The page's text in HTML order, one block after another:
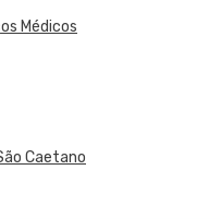
Médicos
Caetano